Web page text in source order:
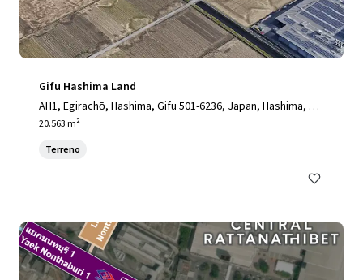
Gifu Hashima Land
AH1, Egirachō, Hashima, Gifu 501-6236, Japan, Hashima, Gif
u, 501-6238, JP
20.563 m²
Terreno